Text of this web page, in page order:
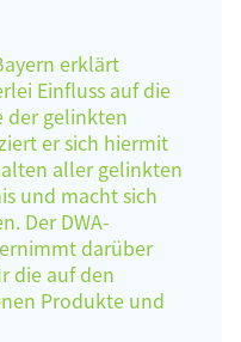
erklärt
Einfluss auf die
der gelinkten
er sich hiermit
aller gelinkten
und macht sich
Der DWA-
darüber
die auf den
Produkte und